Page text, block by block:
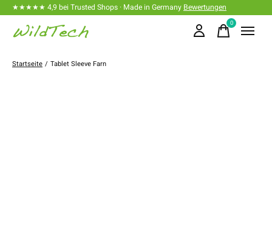
★★★★★ 4,9 bei Trusted Shops · Made in Germany Bewertungen
0items
Startseite / Tablet Sleeve Farn